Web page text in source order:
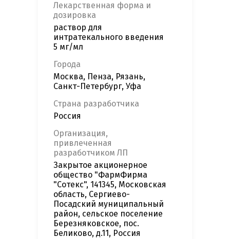
Лекарственная форма и
дозировка
раствор для
интратекального введения
5 мг/мл
Города
Москва, Пенза, Рязань,
Санкт-Петербург, Уфа
Страна разработчика
Россия
Организация,
привлеченная
разработчиком ЛП
Закрытое акционерное
общество "ФармФирма
"Сотекс", 141345, Московская
область, Сергиево-
Посадский муниципальный
район, сельское поселение
Березняковское, пос.
Беликово, д.11, Россия